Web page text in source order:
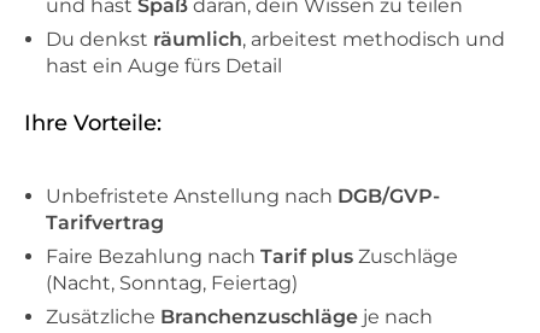
und hast Spaß daran, dein Wissen zu teilen
Du denkst räumlich, arbeitest methodisch und
hast ein Auge fürs Detail
Ihre Vorteile:
Unbefristete Anstellung nach DGB/GVP-
Tarifvertrag
Faire Bezahlung nach Tarif plus Zuschläge
(Nacht, Sonntag, Feiertag)
Zusätzliche Branchenzuschläge je nach